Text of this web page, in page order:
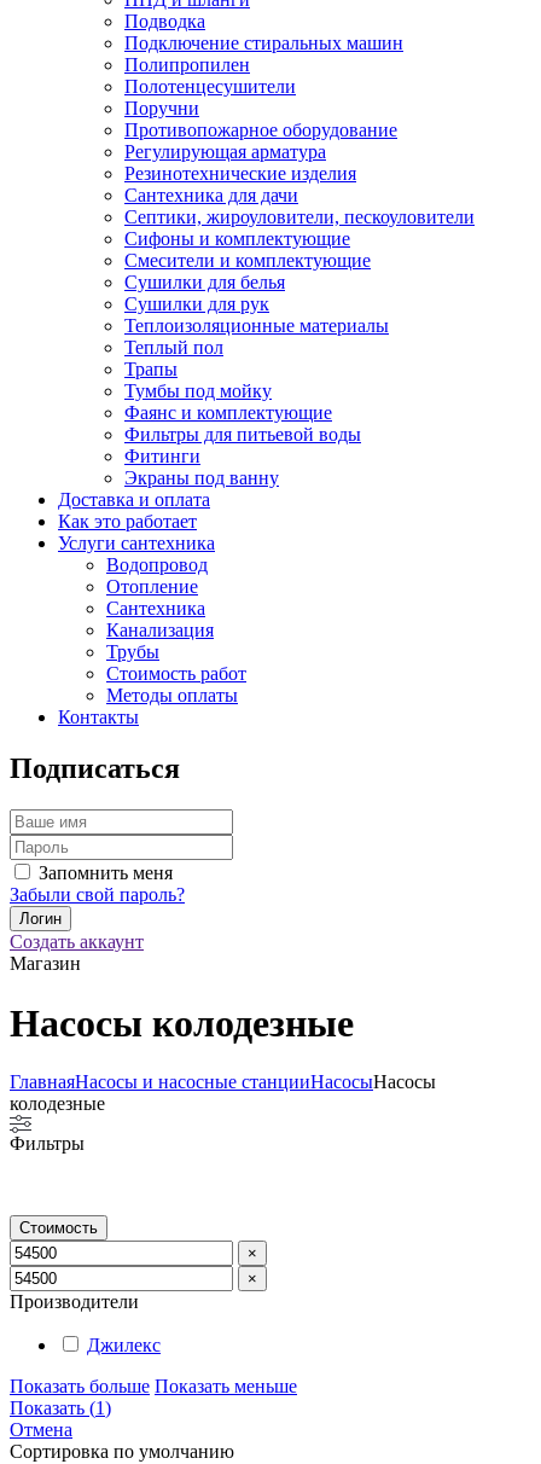
Подводка
Подключение стиральных машин
Полипропилен
Полотенцесушители
Поручни
Противопожарное оборудование
Регулирующая арматура
Резинотехнические изделия
Сантехника для дачи
Септики, жироуловители, пескоуловители
Сифоны и комплектующие
Смесители и комплектующие
Сушилки для белья
Сушилки для рук
Теплоизоляционные материалы
Теплый пол
Трапы
Тумбы под мойку
Фаянс и комплектующие
Фильтры для питьевой воды
Фитинги
Экраны под ванну
Доставка и оплата
Как это работает
Услуги сантехника
Водопровод
Отопление
Сантехника
Канализация
Трубы
Стоимость работ
Методы оплаты
Контакты
Подписаться
Запомнить меня
Забыли свой пароль?
Создать аккаунт
Магазин
Насосы колодезные
ГлавнаяНасосы и насосные станцииНасосыНасосы
колодезные
Фильтры
Стоимость
×
×
Производители
Джилекс
Показать больше Показать меньше
Показать (1)
Отмена
Сортировка по умолчанию